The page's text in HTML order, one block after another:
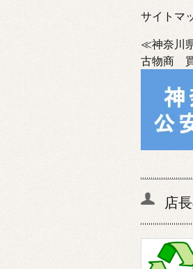
サイトマ
≪神奈川
古物商
店